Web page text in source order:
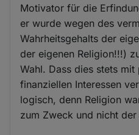
Motivator für die
er wurde wegen des
Wahrheitsgehalts der
der eigenen Religion!!!)
Wahl. Dass dies stets
finanziellen Interessen
logisch, denn Religion
zum Zweck und nicht